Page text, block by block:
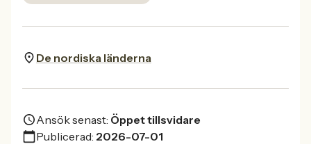
De nordiska länderna
Ansök senast: Öppet tillsvidare
Publicerad: 2026-07-01